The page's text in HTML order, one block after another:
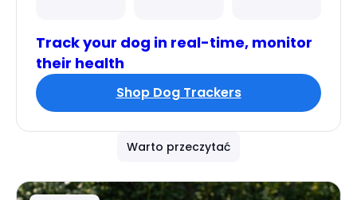
Track your dog in real-time, monitor
their health
Shop Dog Trackers
Warto przeczytać